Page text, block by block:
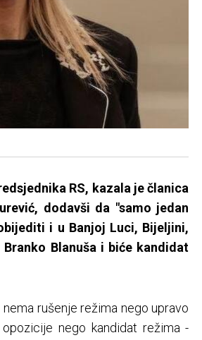
RS, kazala je članica
dodavši da "samo jedan
i u Banjoj Luci, Bijeljini,
Blanuša i biće kandidat
rušenje režima nego upravo
nego kandidat režima -